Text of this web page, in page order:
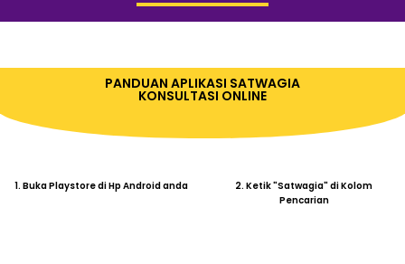
KONSULTASI ONLINE
1. Buka Playstore di Hp Android anda
2. Ketik "Satwagia" di Kolom
3. Klik Install 4. Buka Aplikasi & Klik "Izinkan" Lokasi